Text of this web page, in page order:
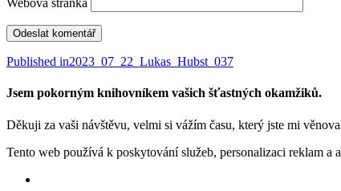
Webová stránka
Navigace
pro
Published in2023_07_22_Lukas_Hubst_037
Jsem pokorným knihovníkem vašich šťastných okamžiků.
Děkuji za vaši návštěvu, velmi si vážím času, který jste mi
Tento web používá k poskytování služeb, personalizaci reklam